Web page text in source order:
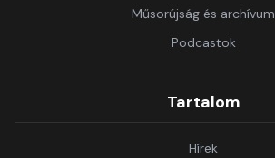
Műsorújság és archívum
Podcastok
Tartalom
Hírek